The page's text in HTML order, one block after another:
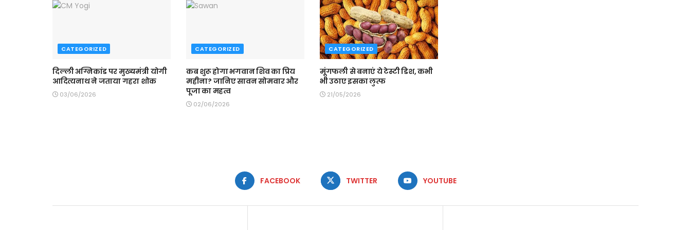
CATEGORIZED
दिल्ली अग्निकांड पर मुख्यमंत्री योगी
आदित्यनाथ ने जताया गहरा शोक
03/06/2026
CATEGORIZED
कब शुरू होगा भगवान शिव का प्रिय
महीना? जानिए सावन सोमवार और
पूजा का महत्व
02/06/2026
CATEGORIZED
मूंगफली से बनाएं ये टेस्टी डिश, कभी
भी उठाए इसका लुत्फ
21/05/2026
FACEBOOK TWITTER YOUTUBE